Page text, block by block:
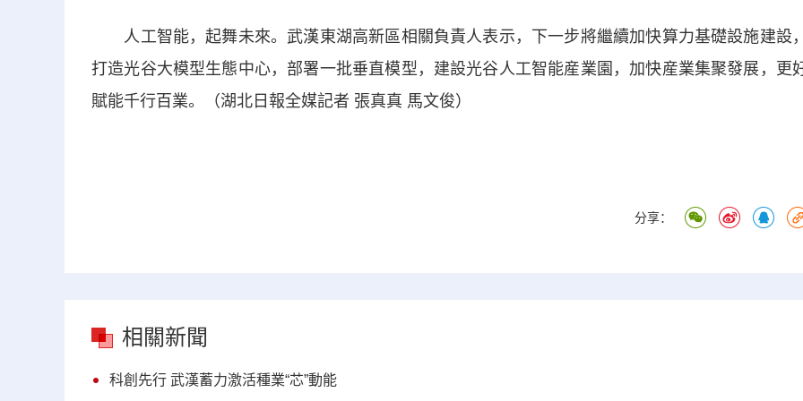
人工智能，起舞未來。武漢東湖高新區相關負責人表示，下一步將繼續加快算力基礎設施建設
打造光谷大模型生態中心，部署一批垂直模型，建設光谷人工智能産業園，加快産業集聚發展，更
賦能千行百業。（湖北日報全媒記者 張真真 馬文俊）
分享：
相關新聞
科創先行 武漢蓄力激活種業“芯”動能